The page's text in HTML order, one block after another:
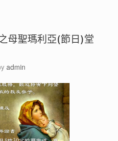
母聖瑪利亞(節日)堂
admin